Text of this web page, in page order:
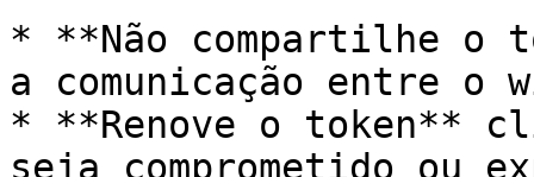
* **Não compartilhe o
a comunicação entre o
* **Renove o token**
seja comprometido ou